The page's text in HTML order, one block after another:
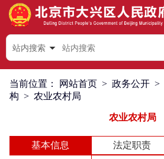
站内搜索
当前位置： 网站首页 > 政务公开 >
构 > 农业农村局
农业农村局
基本信息 法定职责